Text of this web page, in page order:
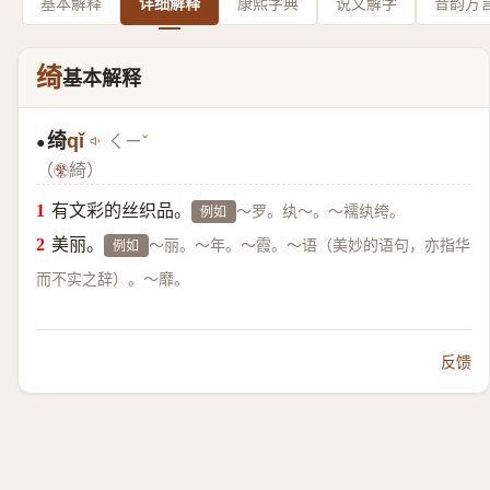
绮基本解释
●绮qǐ ㄑㄧˇ
（
綺）
有文彩的丝织品。
例如 ～罗。纨～。～襦纨绔。
美丽。 例如 ～丽。～年。～霞。～语（美妙的语句，亦指华
而不实之辞）。～靡。
反馈